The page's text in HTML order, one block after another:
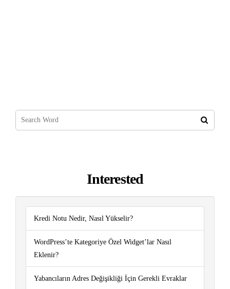
Interested
Kredi Notu Nedir, Nasıl Yükselir?
WordPress’te Kategoriye Özel Widget’lar Nasıl
Eklenir?
Yabancıların Adres Değişikliği İçin Gerekli Evraklar